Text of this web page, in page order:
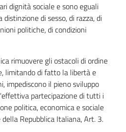
dignità sociale e sono eguali
di sesso, di razza, di
politiche, di condizioni
rimuovere gli ostacoli di ordine
limitando di fatto la libertà e
impediscono il pieno sviluppo
partecipazione di tutti i
politica, economica e sociale
della Repubblica Italiana, Art. 3.